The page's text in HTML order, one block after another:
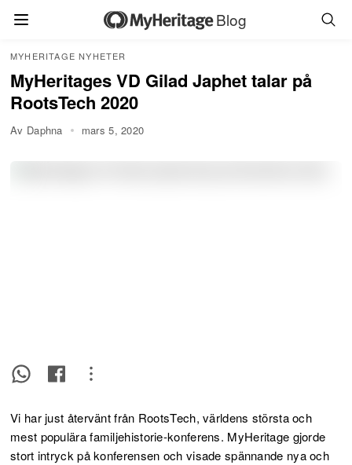
Blog
MYHERITAGE NYHETER
MyHeritages VD Gilad Japhet talar på
RootsTech 2020
Av Daphna mars 5, 2020
Vi har just återvänt från RootsTech, världens största och
mest populära familjehistorie-konferens. MyHeritage gjorde
stort intryck på konferensen och visade spännande nya och